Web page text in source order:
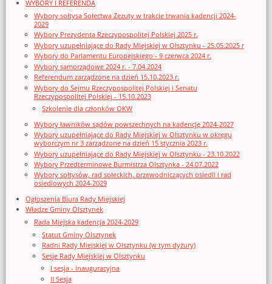
WYBORY I REFERENDA
Wybory sołtysa Sołectwa Zezuty w trakcie trwania kadencji 2024-
2029
Wybory Prezydenta Rzeczypospolitej Polskiej 2025 r.
Wybory uzupełniające do Rady Miejskiej w Olsztynku - 25.05.2025 r
Wybory do Parlamentu Europejskiego - 9 czerwca 2024 r.
Wybory samorządowe 2024 r. - 7.04.2024
Referendum zarządzone na dzień 15.10.2023 r.
Wybory do Sejmu Rzeczypospolitej Polskiej i Senatu
Rzeczypospolitej Polskiej - 15.10.2023
Szkolenie dla członków OKW
Wybory ławników sądów powszechnych na kadencję 2024-2027
Wybory uzupełniające do Rady Miejskiej w Olsztynku w okręgu
wyborczym nr 3 zarządzone na dzień 15 stycznia 2023 r.
Wybory uzupełniające do Rady Miejskiej w Olsztynku - 23.10.2022
Wybory Przedterminowe Burmistrza Olsztynka - 24.07.2022
Wybory sołtysów, rad sołeckich, przewodniczących osiedli i rad
osiedlowych 2024-2029
Ogłoszenia Biura Rady Miejskiej
Władze Gminy Olsztynek
Rada Miejska kadencja 2024-2029
Statut Gminy Olsztynek
Radni Rady Miejskiej w Olsztynku (w tym dyżury)
Sesje Rady Miejskiej w Olsztynku
I sesja - inauguracyjna
II Sesja